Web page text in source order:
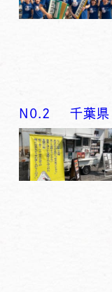
N0. 2 千葉県